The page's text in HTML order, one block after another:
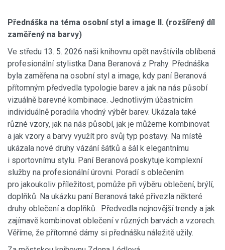
Přednáška na téma osobní styl a image II. (rozšířený díl
zaměřený na barvy)
Ve středu 13. 5. 2026 naši knihovnu opět navštívila oblíbená
profesionální stylistka Dana Beranová z Prahy. Přednáška
byla zaměřena na osobní styl a image, kdy paní Beranová
přítomným předvedla typologie barev a jak na nás působí
vizuálně barevné kombinace. Jednotlivým účastnicím
individuálně poradila vhodný výběr barev. Ukázala také
různé vzory, jak na nás působí, jak je můžeme kombinovat
a jak vzory a barvy využít pro svůj typ postavy. Na místě
ukázala nové druhy vázání šátků a šál k elegantnímu
i sportovnímu stylu. Paní Beranová poskytuje komplexní
služby na profesionální úrovni. Poradí s oblečením
pro jakoukoliv příležitost, pomůže při výběru oblečení, brýlí,
doplňků. Na ukázku paní Beranová také přivezla některé
druhy oblečení a doplňků. Předvedla nejnovější trendy a jak
zajímavě kombinovat oblečení v různých barvách a vzorech.
Věříme, že přítomné dámy si přednášku náležitě užily.